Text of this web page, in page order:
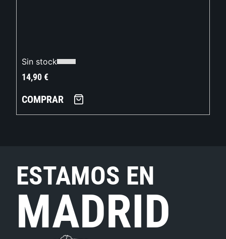
Sin stock
14,90€
COMPRAR
ESTAMOS EN
MADRID